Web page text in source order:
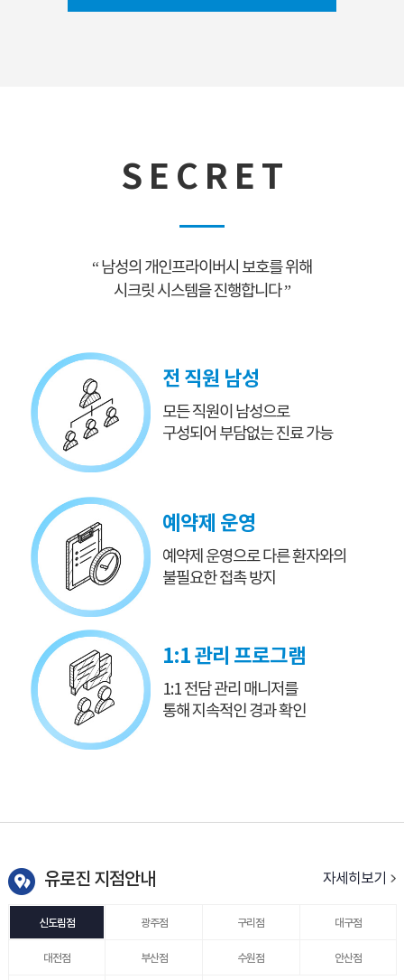
S E C R E T
“ 남성의 개인프라이버시 보호를 위해
시크릿 시스템을 진행합니다 ”
전 직원 남성
모든 직원이 남성으로
구성되어 부담없는 진료 가능
예약제 운영
예약제 운영으로다른 환자와의
불필요한 접촉 방지
1:1 관리 프로그램
1:1 전담 관리 매니저를
통해 지속적인 경과 확인
유로진 지점안내 자세히보기
신도림점 광주점 구리점 대구점
대전점 부산점 수원점 안산점